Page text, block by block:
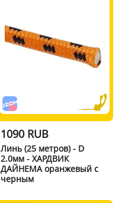
1090 RUB
Линь (25 метров) - D
2.0мм - ХАРДВИК
ДАЙНЕМА оранжевый с
черным